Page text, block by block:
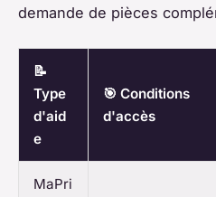
demande de pièces
📝
Type
d'aid
e
🎯 Conditions
d'accès
MaPri